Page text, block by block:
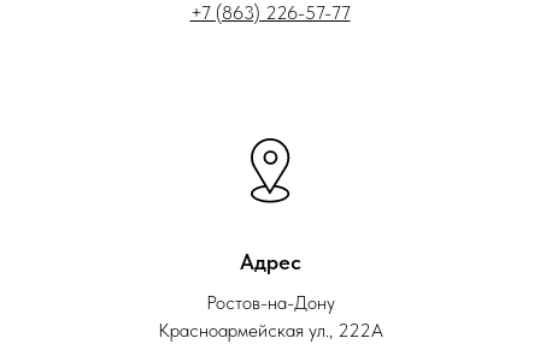
+7 (863) 226-57-77
Адрес
Ростов-на-Дону
Красноармейская ул., 222А